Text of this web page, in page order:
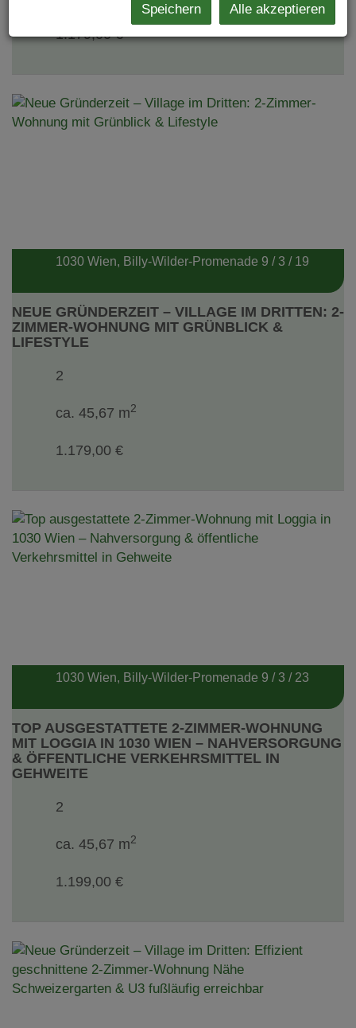
1.179,00 €
NEUE GRÜNDERZEIT – VILLAGE IM DRITTEN: 2-
ZIMMER-WOHNUNG MIT GRÜNBLICK &
LIFESTYLE
1030 Wien, Billy-Wilder-Promenade 9 / 3 / 19
2
ca. 45,67 m2
1.179,00 €
TOP AUSGESTATTETE 2-ZIMMER-WOHNUNG
MIT LOGGIA IN 1030 WIEN – NAHVERSORGUNG
& ÖFFENTLICHE VERKEHRSMITTEL IN
GEHWEITE
1030 Wien, Billy-Wilder-Promenade 9 / 3 / 23
2
ca. 45,67 m2
1.199,00 €
Speichern Alle akzeptieren